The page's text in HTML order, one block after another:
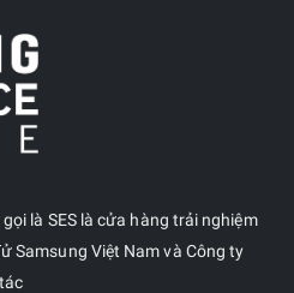
là SES là cửa hàng trải nghiệm
Samsung Việt Nam và Công ty